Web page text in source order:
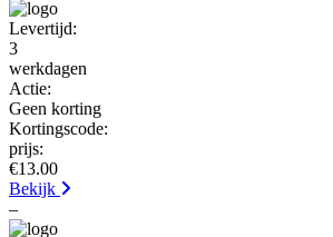
Levertijd:
3
werkdagen
Actie:
Geen korting
Kortingscode:
prijs:
€13.00
Bekijk
–